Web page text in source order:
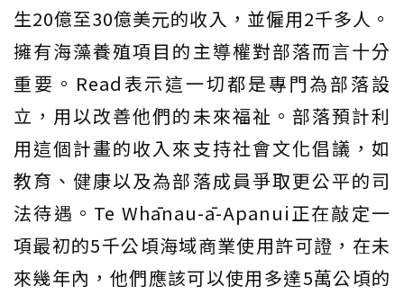
生20億至30億美元的收入，並僱用2千多人。
擁有海藻養殖項目的主導權對部落而言十分
重要。Read表示這一切都是專門為部落設
立，用以改善他們的未來福祉。部落預計利
用這個計畫的收入來支持社會文化倡議，如
教育、健康以及為部落成員爭取更公平的司
法待遇。Te Whānau-ā-Apanui正在敲定一
項最初的5千公頃海域商業使用許可證，在未
來幾年內，他們應該可以使用多達5萬公頃的